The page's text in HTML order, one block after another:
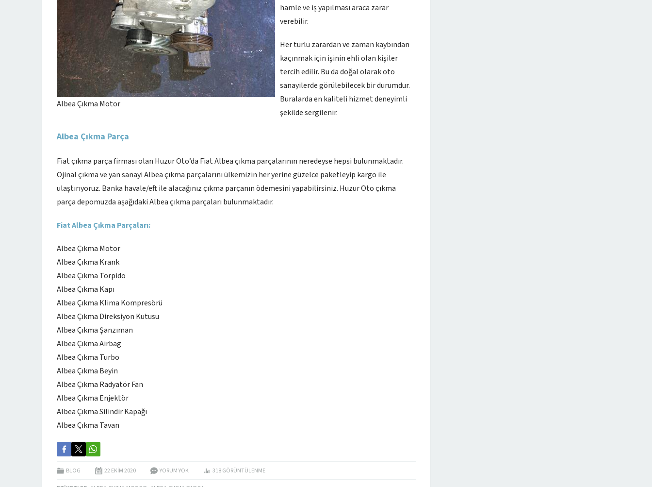
Albea Çıkma Motor
hamle ve iş yapılması araca zarar
verebilir.
Her türlü zarardan ve zaman kaybından
kaçınmak için işinin ehli olan kişiler
tercih edilir. Bu da doğal olarak oto
sanayilerde görülebilecek bir durumdur.
Buralarda en kaliteli hizmet deneyimli
şekilde sergilenir.
Albea Çıkma Parça
Fiat çıkma parça firması olan Huzur Oto’da Fiat Albea çıkma parçalarının neredeyse hepsi bulunmaktadır.
Ojinal çıkma ve yan sanayi Albea çıkma parçalarını ülkemizin her yerine güzelce paketleyip kargo ile
ulaştırıyoruz. Banka havale/eft ile alacağınız çıkma parçanın ödemesini yapabilirsiniz. Huzur Oto çıkma
parça depomuzda aşağıdaki Albea çıkma parçaları bulunmaktadır.
Fiat Albea Çıkma Parçaları:
Albea Çıkma Motor
Albea Çıkma Krank
Albea Çıkma Torpido
Albea Çıkma Kapı
Albea Çıkma Klima Kompresörü
Albea Çıkma Direksiyon Kutusu
Albea Çıkma Şanzıman
Albea Çıkma Airbag
Albea Çıkma Turbo
Albea Çıkma Beyin
Albea Çıkma Radyatör Fan
Albea Çıkma Enjektör
Albea Çıkma Silindir Kapağı
Albea Çıkma Tavan
BLOG 22 EKIM2020 YORUM YOK 318GÖRÜNTÜLENME